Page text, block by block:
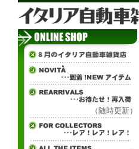
（随時更新）